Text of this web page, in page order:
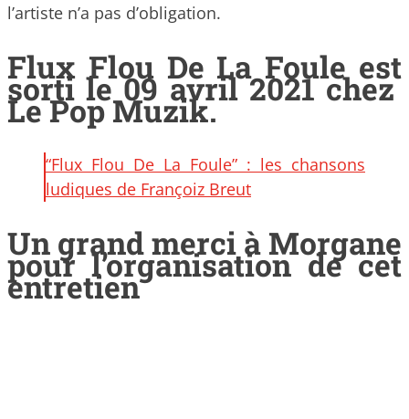
l’artiste n’a pas d’obligation.
Flux Flou De La Foule est
sorti le 09 avril 2021 chez
Le Pop Muzik.
“Flux Flou De La Foule” : les chansons
ludiques de Françoiz Breut
Un grand merci à Morgane
pour l’organisation de cet
entretien